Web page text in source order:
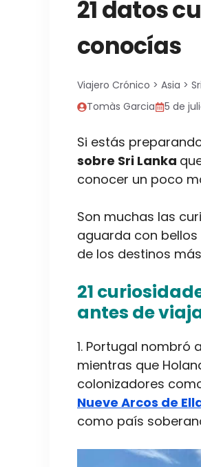
21 datos
conocías
Viajero Crónico > Asia >
Tomàs Garcia
5 de
Si estás
sobre Sri Lanka
conocer un poco
Son muchas las
aguarda con
de los destinos
21
antes de
1. Portugal nombró
mientras que
colonizadores
Nueve Arcos de
como país